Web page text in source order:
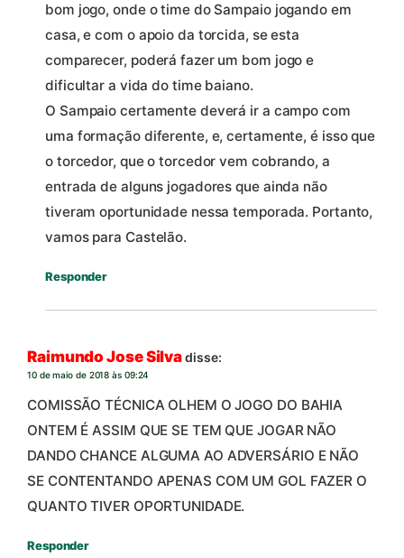
bom jogo, onde o time do Sampaio jogando em
casa, e com o apoio da torcida, se esta
comparecer, poderá fazer um bom jogo e
dificultar a vida do time baiano.
O Sampaio certamente deverá ir a campo com
uma formação diferente, e, certamente, é isso que
o torcedor, que o torcedor vem cobrando, a
entrada de alguns jogadores que ainda não
tiveram oportunidade nessa temporada. Portanto,
vamos para Castelão.
Responder
Raimundo Jose Silvadisse:
10 de maio de 2018 às 09:24
COMISSÃO TÉCNICA OLHEM O JOGO DO BAHIA
ONTEM É ASSIM QUE SE TEM QUE JOGAR NÃO
DANDO CHANCE ALGUMA AO ADVERSÁRIO E NÃO
SE CONTENTANDO APENAS COM UM GOL FAZER O
QUANTO TIVER OPORTUNIDADE.
Responder